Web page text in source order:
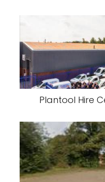
Plantool Hire